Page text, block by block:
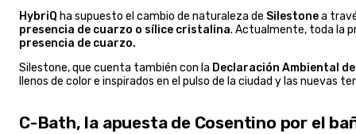
HybriQ ha supuesto el cambio de naturaleza de Silestonea
presencia de cuarzo o sílice cristalina. Actualmente, toda la
presencia de cuarzo.
Silestone, que cuenta también con la Declaración Ambiental
llenos de color e inspirados en el pulso de la ciudad y las nuevas
C-Bath, la apuesta de Cosentino por el